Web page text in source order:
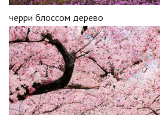
черри блоссом дерево